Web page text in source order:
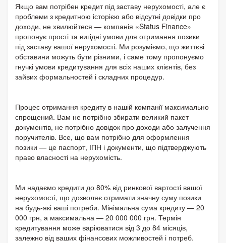
Якщо вам потрібен кредит під заставу нерухомості, але є
проблеми з кредитною історією або відсутні довідки про
доходи, не хвилюйтеся — компанія «Status Finance»
пропонує прості та вигідні умови для отримання позики
під заставу вашої нерухомості. Ми розуміємо, що життєві
обставини можуть бути різними, і саме тому пропонуємо
гнучкі умови кредитування для всіх наших клієнтів, без
зайвих формальностей і складних процедур.
Процес отримання кредиту в нашій компанії максимально
спрощений. Вам не потрібно збирати великий пакет
документів, не потрібно довідок про доходи або залучення
поручителів. Все, що вам потрібно для оформлення
позики — це паспорт, ІПН і документи, що підтверджують
право власності на нерухомість.
Ми надаємо кредити до 80% від ринкової вартості вашої
нерухомості, що дозволяє отримати значну суму позики
на будь-які ваші потреби. Мінімальна сума кредиту — 20
000 грн, а максимальна — 20 000 000 грн. Термін
кредитування може варіюватися від 3 до 84 місяців,
залежно від ваших фінансових можливостей і потреб.